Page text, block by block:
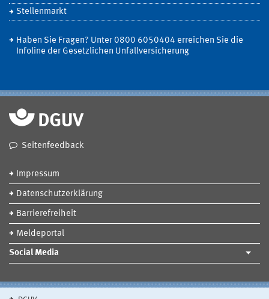
Stellenmarkt
Haben Sie Fragen? Unter 0800 6050404 erreichen Sie die
Infoline der Gesetzlichen Unfallversicherung
Seitenfeedback
Impressum
Datenschutzerklärung
Barrierefreiheit
Meldeportal
Social Media